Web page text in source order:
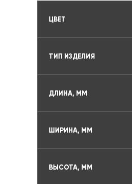
ЦВЕТ
ТИП ИЗДЕЛИЯ
ДЛИНА, ММ
ШИРИНА, ММ
ВЫСОТА, ММ